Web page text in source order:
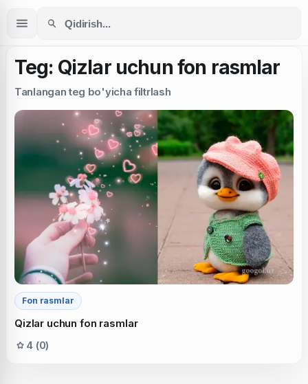
Teg: Qizlar uchun fon rasmlar
Tanlangan teg bo'yicha filtrlash
Fon rasmlar
Qizlar uchun fon rasmlar
4 (0)